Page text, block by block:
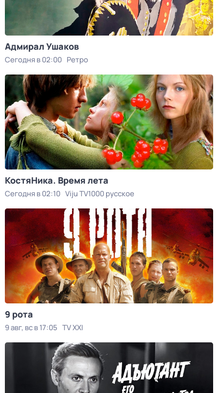
Адмирал Ушаков
Сегодня в 02:00 Ретро
КостяНика. Время лета
Сегодня в 02:10 Viju TV1000 русское
9 рота
9 авг, вс в 17:05 TV XXI